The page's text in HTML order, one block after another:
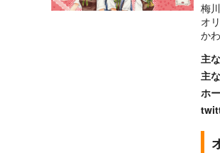
梅
オ
か
主
主
ホ